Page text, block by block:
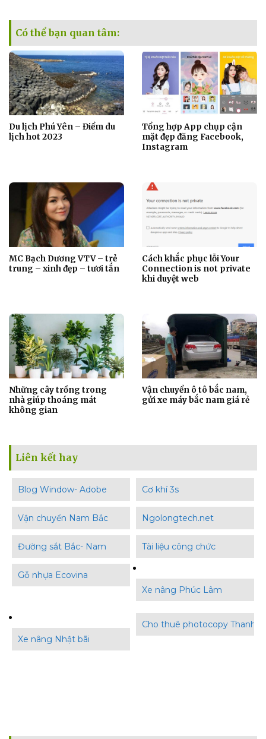
Có thể bạn quan tâm:
Du lịch Phú Yên – Điểm du
lịch hot 2023
Tổng hợp App chụp cận
mặt đẹp đăng Facebook,
Instagram
MC Bạch Dương VTV – trẻ
trung – xinh đẹp – tươi tắn
Cách khắc phục lỗi Your
Connection is not private
khi duyệt web
Những cây trồng trong
nhà giúp thoáng mát
không gian
Vận chuyển ô tô bắc nam,
gửi xe máy bắc nam giá rẻ
Liên kết hay
Blog Window- Adobe Cơ khí 3s
Vận chuyển Nam Bắc Ngolongtech.net
Đường sắt Bắc- Nam Tài liệu công chức
Gỗ nhựa Ecovina
Xe nâng Phúc Lâm
Xe nâng Nhật bãi
Cho thuê photocopy Thanh